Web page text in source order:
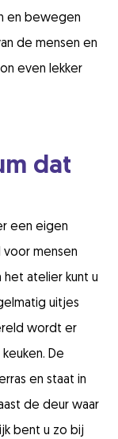
en bewegen
de mensen en
even lekker
dat
een eigen
voor mensen
het atelier kunt u
uitjes
wordt er
De
en staat in
de deur waar
bent u zo bij